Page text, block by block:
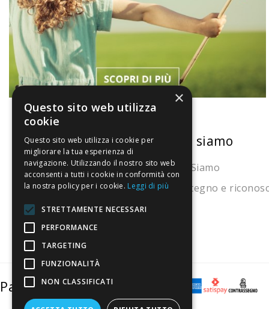
La nostra convenienza
Il risparmio che fa ambiente
Il nostro manifesto
Il blog
Perché fidarti
Vendi con noi
Chi siamo
Chi Siamo
Sostegno e
Pagamenti sicuri
×
Questo sito web utilizza
cookie
Questo sito web utilizza i cookie per
migliorare la tua esperienza di
navigazione. Utilizzando il nostro sito web
acconsenti a tutti i cookie in conformità con
la nostra policy per i cookie. Leggi di più
STRETTAMENTE NECESSARI
PERFORMANCE
TARGETING
FUNZIONALITÀ
NON CLASSIFICATI